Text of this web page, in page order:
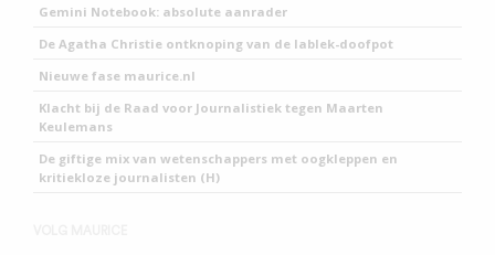
Gemini Notebook: absolute aanrader
De Agatha Christie ontknoping van de lablek-doofpot
Nieuwe fase maurice.nl
Klacht bij de Raad voor Journalistiek tegen Maarten
Keulemans
De giftige mix van wetenschappers met oogkleppen en
kritiekloze journalisten (H)